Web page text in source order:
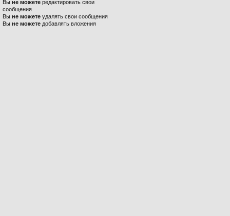
Вы не можете редактировать свои
сообщения
Вы не можете удалять свои сообщения
Вы не можете добавлять вложения